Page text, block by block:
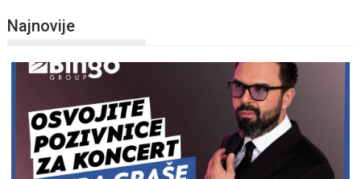
Najnovije